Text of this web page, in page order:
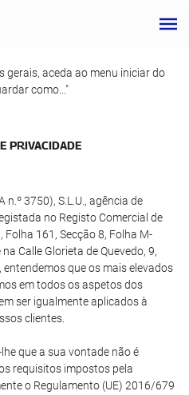
gerais, aceda ao menu iniciar do
como..."
PRIVACIDADE
n.º 3750), S.L.U., agência de
no Registo Comercial de
Folha 161, Secção 8, Folha M-
Calle Glorieta de Quevedo, 9,
que os mais elevados
em todos os aspetos dos
ser igualmente aplicados à
clientes.
que a sua vontade não é
requisitos impostos pela
o Regulamento (UE) 2016/679